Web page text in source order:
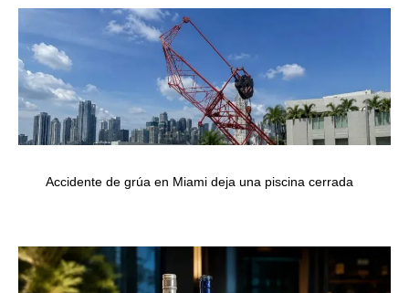
Accidente de grúa en Miami deja una piscina cerrada